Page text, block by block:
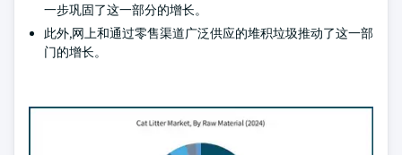
一步巩固了这一部分的增长。
此外,网上和通过零售渠道广泛供应的堆积垃圾推动了这一部
门的增长。